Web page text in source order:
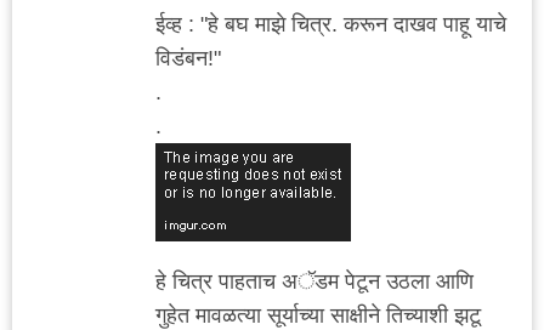
ईव्ह : "हे बघ माझे चित्र. करून दाखव पाहू याचे
विडंबन!"
.
.
हे चित्र पाहताच अॅडम पेटून उठला आणि
गुहेत मावळत्या सूर्याच्या साक्षीने तिच्याशी झटू